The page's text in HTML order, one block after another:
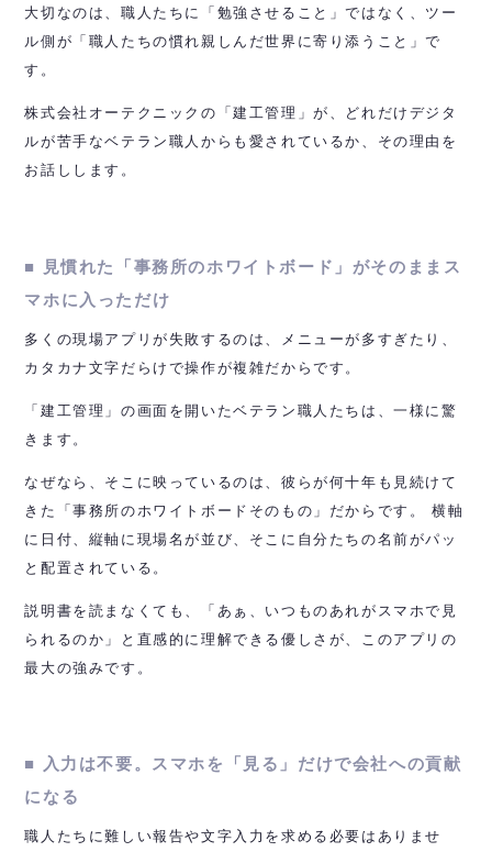
大切なのは、職人たちに「勉強させること」ではなく、ツー
ル側が「職人たちの慣れ親しんだ世界に寄り添うこと」で
す。
株式会社オーテクニックの「建工管理」が、どれだけデジタ
ルが苦手なベテラン職人からも愛されているか、その理由を
お話しします。
■ 見慣れた「事務所のホワイトボード」がそのままス
マホに入っただけ
多くの現場アプリが失敗するのは、メニューが多すぎたり、
カタカナ文字だらけで操作が複雑だからです。
「建工管理」の画面を開いたベテラン職人たちは、一様に驚
きます。
なぜなら、そこに映っているのは、彼らが何十年も見続けて
きた「事務所のホワイトボードそのもの」だからです。 横軸
に日付、縦軸に現場名が並び、そこに自分たちの名前がパッ
と配置されている。
説明書を読まなくても、「あぁ、いつものあれがスマホで見
られるのか」と直感的に理解できる優しさが、このアプリの
最大の強みです。
■ 入力は不要。スマホを「見る」だけで会社への貢献
になる
職人たちに難しい報告や文字入力を求める必要はありませ